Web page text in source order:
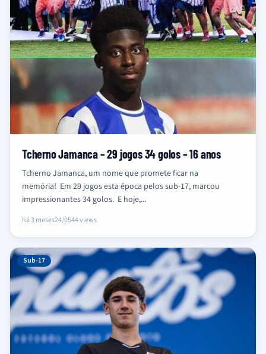
Tcherno Jamanca – 29 jogos 34 golos – 16 anos
Tcherno Jamanca, um nome que promete ficar na
memória! Em 29 jogos esta época pelos sub-17, marcou
impressionantes 34 golos. E hoje,...
há 3 meses24/0544 views
Sub-17